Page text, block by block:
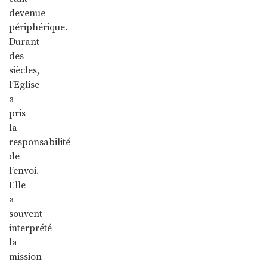
devenue
périphérique.
Durant
des
siècles,
l’Eglise
a
pris
la
responsabilité
de
l’envoi.
Elle
a
souvent
interprété
la
mission